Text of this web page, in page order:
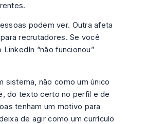
podem ver. Outra afeta
recrutadores. Se você
“não funcionou”
sistema, não como um único
do texto certo no perfil e de
tenham um motivo para
de agir como um currículo